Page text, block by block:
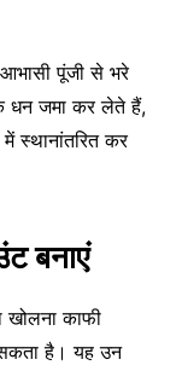
पूंजी से भरे
धन जमा कर लेते हैं,
स्थानांतरित कर
बनाएं
काफी
है। यह उन